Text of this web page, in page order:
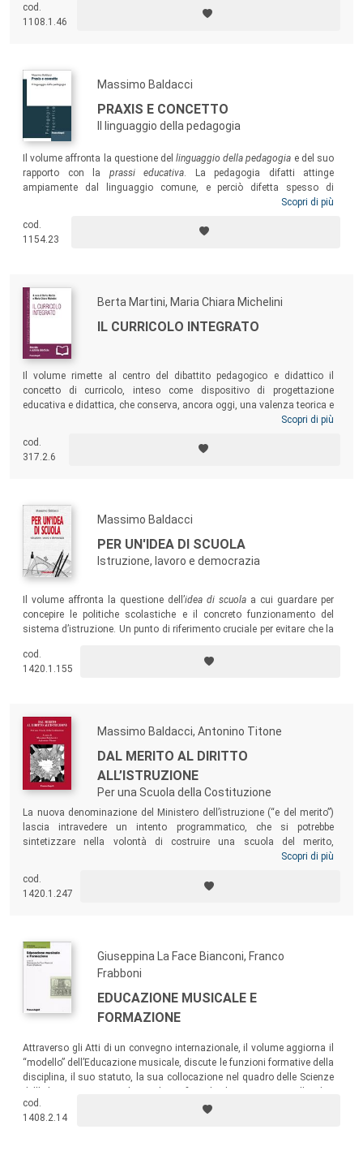
professionale.
cod.
1108.1.46
Massimo Baldacci
PRAXIS E CONCETTO
Il linguaggio della pedagogia
Il volume affronta la questione dellinguaggio della pedagogia e del suo
rapporto con la prassi educativa . La pedagogia difatti attinge
ampiamente dal linguaggio comune, e perciò difetta spesso di
precisione e il suo discorso inclina talvolta alla scarsa chiarezza.
effettivamente la prassi educativa. Il testo affronta questi delicati
problemi muovendo dall’ipotesi di un’analisi del linguaggio
migliorare il tenore.
Scopri di più
cod.
1154.23
Berta Martini, Maria Chiara Michelini
IL CURRICOLO INTEGRATO
Il volume rimette al centro del dibattito pedagogico e didattico il
concetto di curricolo, inteso come dispositivo di progettazione
educativa e didattica, che conserva, ancora oggi, una valenza teorica e
pratica. Attraverso il contributo di diversi autori, il volume fa evolvere il
dell’elaborazione di modelli capaci di rispondere in chiave aggiornata
alle istanze poste al sistema scolastico dalle evoluzioni culturali e
Scopri di più
cod.
317.2.6
Massimo Baldacci
PER UN'IDEA DI SCUOLA
Istruzione, lavoro e democrazia
Il volume affronta la questione dell’idea di scuola a cui guardare per
concepire le politiche scolastiche e il concreto funzionamento del
sistema d’istruzione. Un punto di riferimento cruciale per evitare che la
cod.
1420.1.155
Massimo Baldacci, Antonino Titone
DAL MERITO AL DIRITTO
ALL’ISTRUZIONE
Per una Scuola della Costituzione
La nuova denominazione del Ministero dell’istruzione (“e del merito”)
lascia intravedere un intento programmatico, che si potrebbe
sintetizzare nella volontà di costruire una scuola del merito,
trasponendo in essa l’idea che l’applicazione del principio meritocratico
aporie e le contraddizioni del concetto di merito e argomentare la
priorità di una scuola fondata sul diritto universale all’istruzione.
Scopri di più
cod.
1420.1.247
Giuseppina La Face Bianconi, Franco
Frabboni
EDUCAZIONE MUSICALE E
FORMAZIONE
Attraverso gli Atti di un convegno internazionale, il volume aggiorna il
“modello” dell’Educazione musicale, discute le funzioni formative della
disciplina, il suo statuto, la sua collocazione nel quadro delle Scienze
discipline, le pratiche nelle quali essa si estrinseca.
cod.
1408.2.14